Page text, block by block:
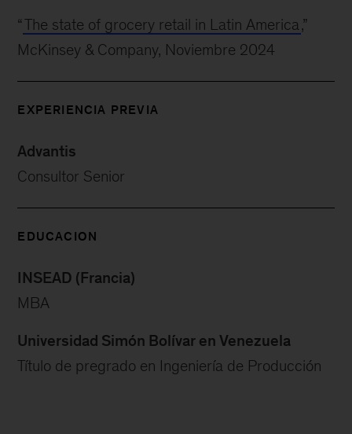
“The state of grocery retail in Latin America ,”
McKinsey & Company, Noviembre 2024
EXPERIENCIA PREVIA
Advantis
Consultor Senior
EDUCACION
INSEAD (Francia)
MBA
Universidad Simón Bolívar en Venezuela
Título de pregrado en Ingeniería de Producción